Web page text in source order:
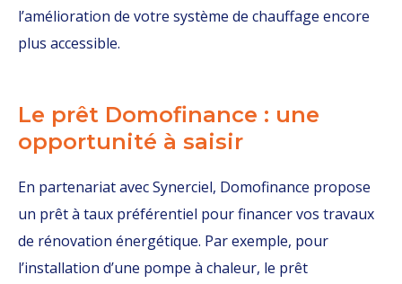
l’amélioration de votre système de chauffage encore
plus accessible.
Le prêt Domofinance : une
opportunité à saisir
En partenariat avec Synerciel, Domofinance propose
un prêt à taux préférentiel pour financer vos travaux
de rénovation énergétique. Par exemple, pour
l’installation d’une pompe à chaleur, le prêt